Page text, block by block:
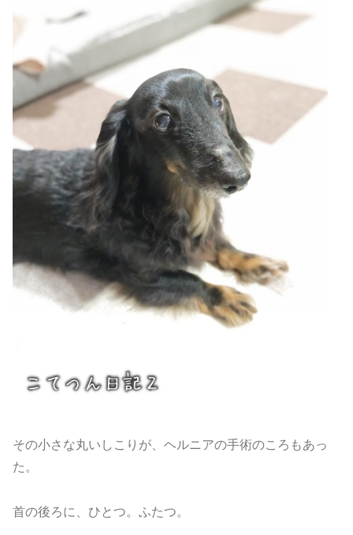
その小さな丸いしこりが、ヘルニアの手術のころもあっ
た。
首の後ろに、ひとつ。ふたつ。